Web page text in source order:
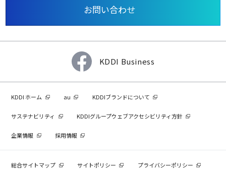
お問い合わせ
KDDI Business
KDDI ホーム au KDDIブランドについて
サステナビリティ KDDIグループウェブアクセシビリティ方針
企業情報 採用情報
総合サイトマップ サイトポリシー プライバシーポリシー